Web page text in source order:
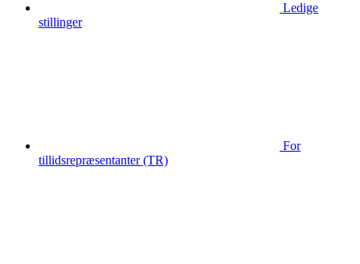
Ledige
stillinger
For
tillidsrepræsentanter (TR)